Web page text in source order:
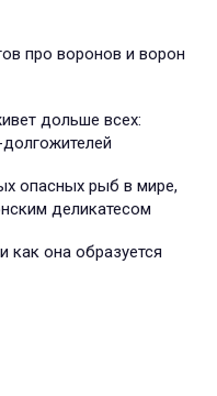
про воронов и ворон
дольше всех:
опасных рыб в мире,
деликатесом
как она образуется